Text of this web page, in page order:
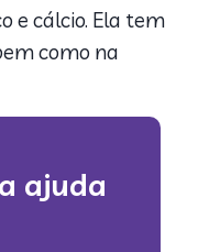
e cálcio. Ela tem
como na